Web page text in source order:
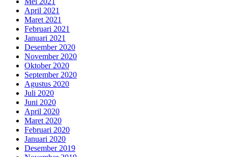
April 2021
Maret 2021
Februari 2021
Januari 2021
Desember 2020
November 2020
Oktober 2020
September 2020
Agustus 2020
Juli 2020
Juni 2020
April 2020
Maret 2020
Februari 2020
Januari 2020
Desember 2019